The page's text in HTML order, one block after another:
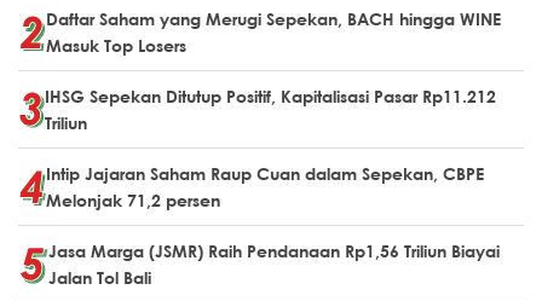
Daftar Saham yang Merugi Sepekan, BACH hingga WINE
Masuk Top Losers
IHSG Sepekan Ditutup Positif, Kapitalisasi Pasar Rp11.212
Triliun
Intip Jajaran Saham Raup Cuan dalam Sepekan, CBPE
Melonjak 71,2 persen
Jasa Marga (JSMR) Raih Pendanaan Rp1,56 Triliun Biayai
Jalan Tol Bali